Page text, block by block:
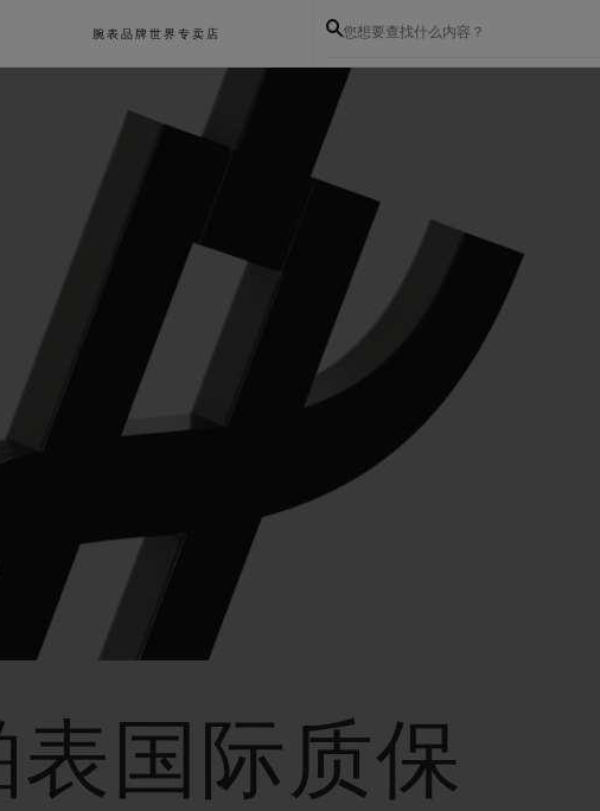
腕表 品牌世界 专卖店 您想要查找什么内容？
表国际质保
ESSENTIAL灰褐
免费配送与退换货 礼品小袋